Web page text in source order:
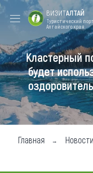
Форум VISIT
ALTAI
Туры
Где побывать
Чем заняться
ВИЗИТАЛТАЙ
Туристический
Алтайского края
Кластерный
будет
Главная Новости